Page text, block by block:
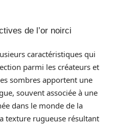
de l’or noirci
caractéristiques qui
parmi les créateurs et
sombres apportent une
souvent associée à une
dans le monde de la
texture rugueuse résultant